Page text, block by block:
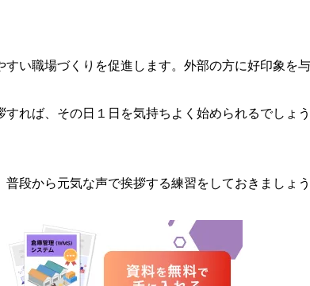
い職場づくりを促進します。外部の方に好印象を
れば、その日１日を気持ちよく始められるでし
段から元気な声で挨拶する練習をしておきましょう